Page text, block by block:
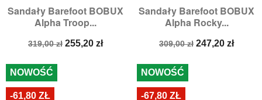
Sandały Barefoot BOBUX
Alpha Troop...
Cena
319,00 zł Cena
255,20 zł
Sandały Barefoot BOBUX
Alpha Rocky...
Cena
309,00 zł Cena
247,20 zł
NOWOŚĆ
-61,80 ZŁ
NOWOŚĆ
-67,80 ZŁ